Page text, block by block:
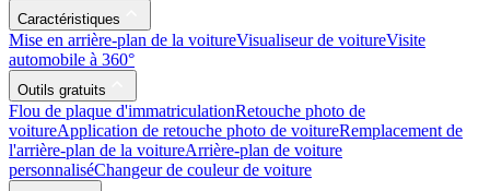
Caractéristiques
Mise en arrière-plan de la voitureVisualiseur de voitureVisite
automobile à 360°
Outils gratuits
Flou de plaque d'immatriculationRetouche photo de
voitureApplication de retouche photo de voitureRemplacement de
l'arrière-plan de la voitureArrière-plan de voiture
personnaliséChangeur de couleur de voiture